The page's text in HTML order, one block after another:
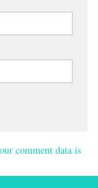
comment data is